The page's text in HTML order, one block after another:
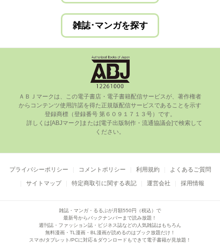
雑誌･マンガを探す
ＡＢＪマークは、この電⼦書店・電⼦書籍配信サービスが、著作権者
からコンテンツ使⽤許諾を得た正規版配信サービスであることを⽰す
登録商標（登録番号 第６０９１７１３号）です。
ください。
プライバシーポリシー コメントポリシー 利用規約
よくあるご質問
サイトマップ
特定商取引に関する表記 運営会社 採用情報
雑誌・マンガ・るるぶが月額550円（税込）で
最新号からバックナンバーまで読み放題！
週刊誌・ファッション誌・ビジネス誌などの人気雑誌はもちろん
無料漫画・TL漫画・BL漫画が読めるのはブック放題だけ！
スマホ/タブレット/PCに対応＆ダウンロードもできて電子書籍が見放題！